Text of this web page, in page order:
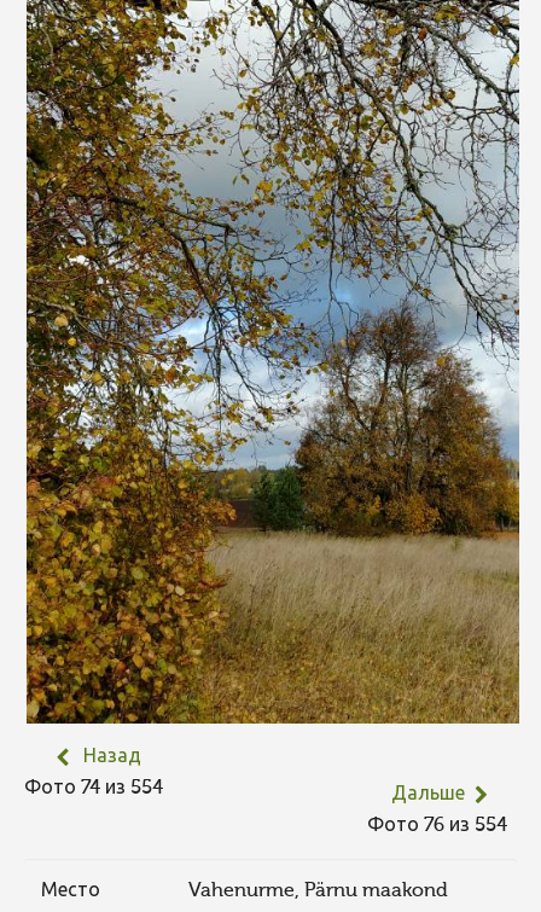
Назад
Фото 74 из 554
Дальше
Фото 76 из 554
Место
Vahenurme, Pärnu maakond